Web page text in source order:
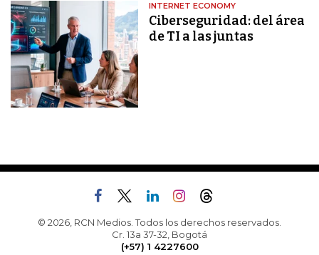
INTERNET ECONOMY
Ciberseguridad: del área
de TI a las juntas
© 2026, RCN Medios. Todos los derechos reservados.
Cr. 13a 37-32, Bogotá
(+57) 1 4227600